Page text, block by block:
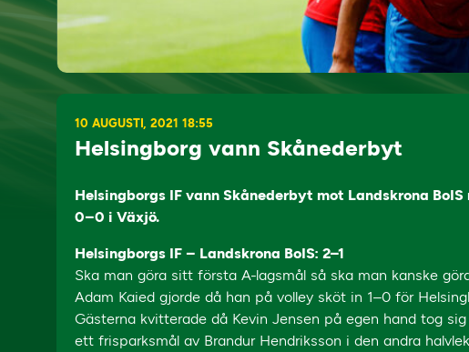
10 AUGUSTI, 2021 18:55
Helsingborg vann Skånederbyt
Helsingborgs IF vann Skånederbyt mot Landskrona
0–0 i Växjö.
Helsingborgs IF – Landskrona BoIS: 2–1
Ska man göra sitt första A-lagsmål så ska man kanske
Adam Kaied gjorde då han på volley sköt in 1–0 för
Gästerna kvitterade då Kevin Jensen på egen hand tog
ett frisparksmål av Brandur Hendriksson i den andra